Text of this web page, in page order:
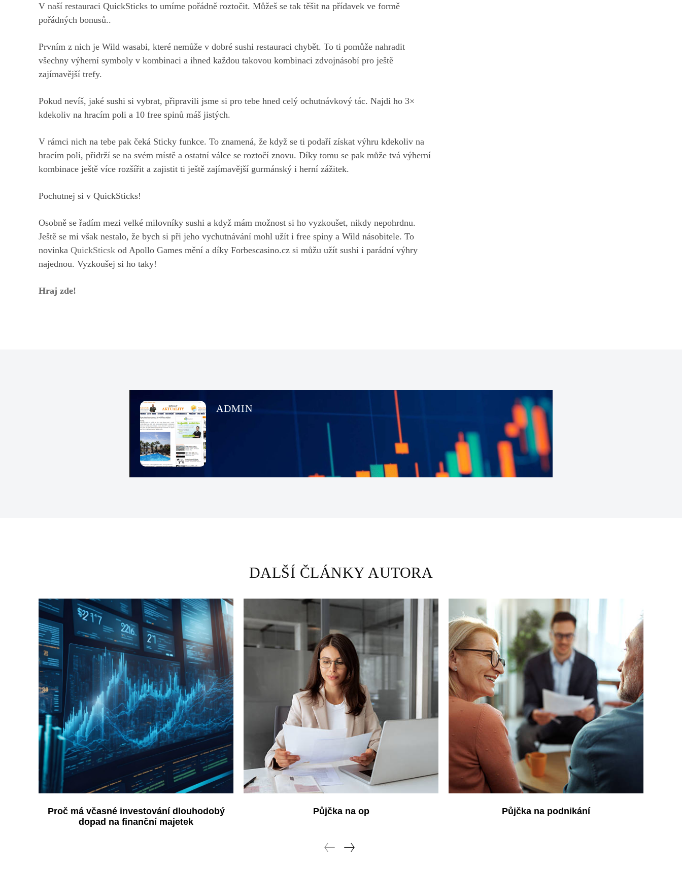
V naší restauraci QuickSticks to umíme pořádně roztočit. Můžeš se tak těšit na přídavek ve formě
pořádných bonusů..
Prvním z nich je Wild wasabi, které nemůže v dobré sushi restauraci chybět. To ti pomůže nahradit
všechny výherní symboly v kombinaci a ihned každou takovou kombinaci zdvojnásobí pro ještě
zajímavější trefy.
Pokud nevíš, jaké sushi si vybrat, připravili jsme si pro tebe hned celý ochutnávkový tác. Najdi ho 3×
kdekoliv na hracím poli a 10 free spinů máš jistých.
V rámci nich na tebe pak čeká Sticky funkce. To znamená, že když se ti podaří získat výhru kdekoliv na
hracím poli, přidrží se na svém místě a ostatní válce se roztočí znovu. Díky tomu se pak může tvá výherní
kombinace ještě více rozšířit a zajistit ti ještě zajímavější gurmánský i herní zážitek.
Pochutnej si v QuickSticks!
Osobně se řadím mezi velké milovníky sushi a když mám možnost si ho vyzkoušet, nikdy nepohrdnu.
Ještě se mi však nestalo, že bych si při jeho vychutnávání mohl užít i free spiny a Wild násobitele. To
novinka QuickSticsk od Apollo Games mění a díky Forbescasino.cz si můžu užít sushi i parádní výhry
najednou. Vyzkoušej si ho taky!
Hraj zde!
ADMIN
DALŠÍ ČLÁNKY AUTORA
Proč má včasné investování dlouhodobý
dopad na finanční majetek
Půjčka na op Půjčka na podnikání